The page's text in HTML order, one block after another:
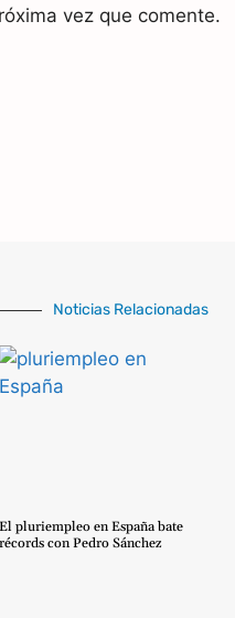
vez que comente.
Noticias Relacionadas
El pluriempleo en España bate
récords con Pedro Sánchez